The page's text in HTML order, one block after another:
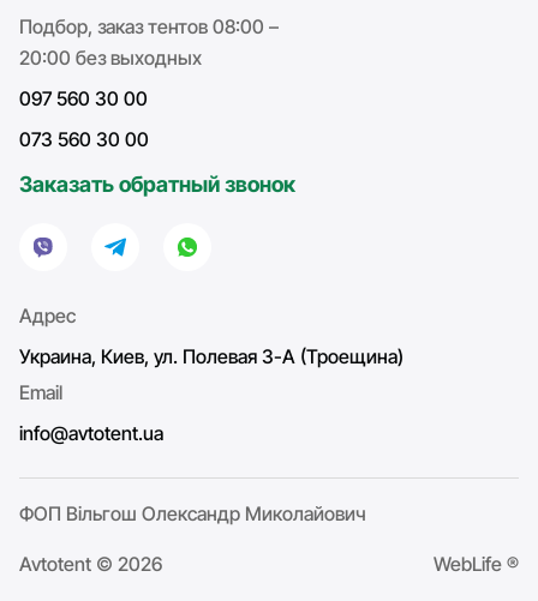
Подбор, заказ тентов 08:00 –
20:00 без выходных
097 560 30 00
073 560 30 00
Заказать обратный звонок
Адрес
Украина, Киев, ул. Полевая 3-А (Троещина)
Email
info@avtotent.ua
Avtotent © 2026
ФОП Вільгош Олександр Миколайович
WebLife ®